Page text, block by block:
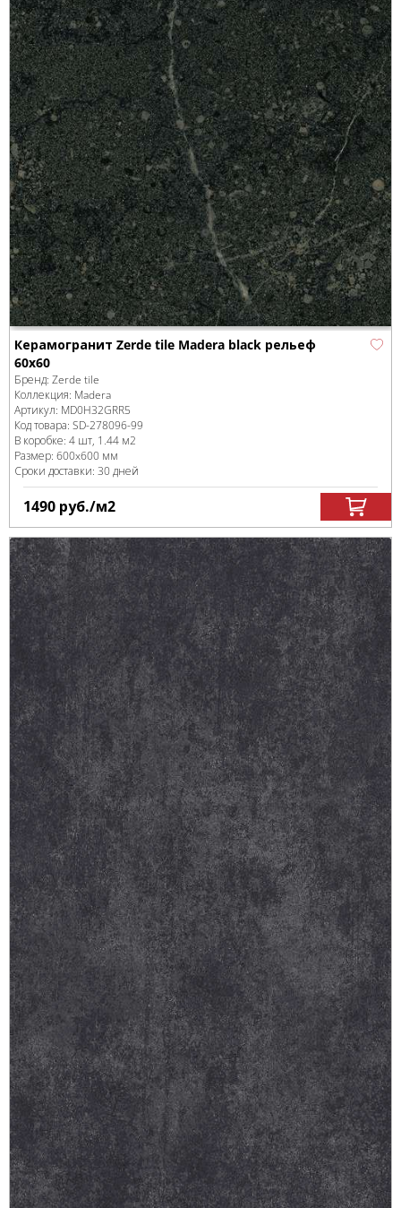
Керамогранит Zerde tile Madera black рельеф
60x60
Бренд: Zerde tile
Коллекция: Madera
Артикул: MD0H32GRR5
Код товара: SD-278096-99
В коробке: 4 шт, 1.44 м2
Размер: 600x600 мм
Сроки доставки: 30 дней
1490 руб./м2